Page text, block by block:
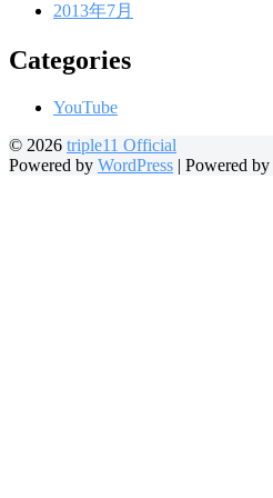
2013年7月
Categories
YouTube
© 2026 triple11 Official
Powered by WordPress | Powered by